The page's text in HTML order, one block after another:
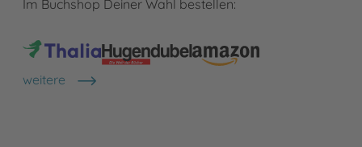
Im Buchshop Deiner Wahl bestellen:
weitere
Shops anzeigen